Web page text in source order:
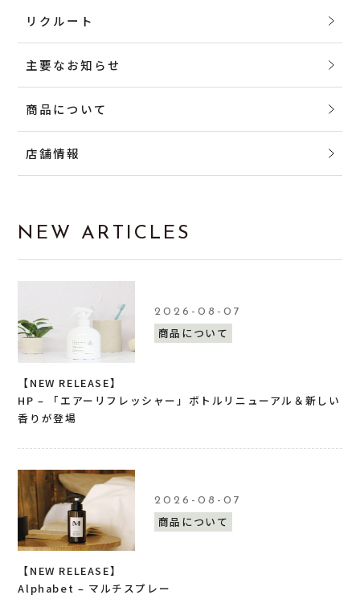
リクルート
主要なお知らせ
商品について
店舗情報
NEW ARTICLES
2026-08-07
商品について
【NEW RELEASE】
HP – 「エアーリフレッシャー」ボトルリニューアル＆新しい
香りが登場
2026-08-07
商品について
【NEW RELEASE】
Alphabet – マルチスプレー